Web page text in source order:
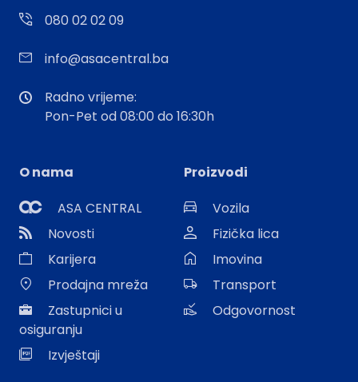
080 02 02 09
info@asacentral.ba
Radno vrijeme:
Pon-Pet od 08:00 do 16:30h
O nama
ASA CENTRAL
Novosti
Karijera
Prodajna mreža
Zastupnici u
osiguranju
Izvještaji
Proizvodi
Vozila
Fizička lica
Imovina
Transport
Odgovornost